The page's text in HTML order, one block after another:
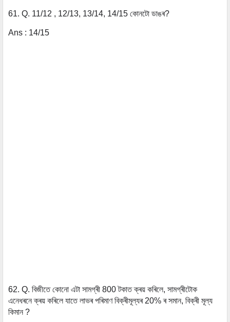
61. Q. 11/12 , 12/13, 13/14, 14/15 কোনটো ডাঙৰ?
Ans : 14/15
62. Q. বিজীতে কোনো এটা সামগ্ৰী 800 টকাত ক্ৰয় কৰিলে, সামগ্ৰীটোক
এনেধৰনে ক্ৰয় কৰিলে যাতে লাভৰ পৰিমাণ বিক্ৰীমূল্যৰ 20% ৰ সমান, বিক্ৰী মূল্য
কিমান ?